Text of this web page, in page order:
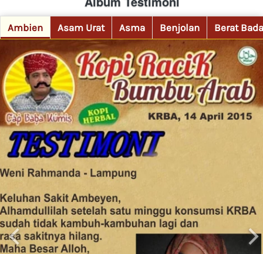
Ambien Asam Urat Asma Benjolan Berat